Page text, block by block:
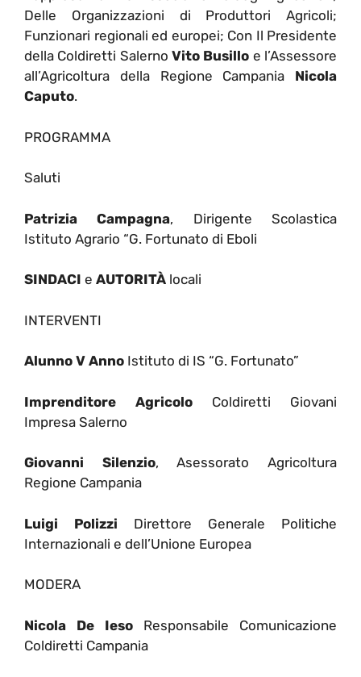
Delle Organizzazioni di Produttori Agricoli;
Funzionari regionali ed europei; Con Il Presidente
della Coldiretti Salerno Vito Busillo e l’Assessore
all’Agricoltura della Regione Campania Nicola
Caputo.
PROGRAMMA
Saluti
Patrizia Campagna, Dirigente Scolastica
Istituto Agrario “G. Fortunato di Eboli
SINDACI e AUTORITÀ locali
INTERVENTI
Alunno V Anno Istituto di IS “G. Fortunato”
Imprenditore Agricolo Coldiretti Giovani
Impresa Salerno
Giovanni Silenzio, Asessorato Agricoltura
Regione Campania
Luigi Polizzi Direttore Generale Politiche
Internazionali e dell’Unione Europea
MODERA
Nicola De Ieso Responsabile Comunicazione
Coldiretti Campania